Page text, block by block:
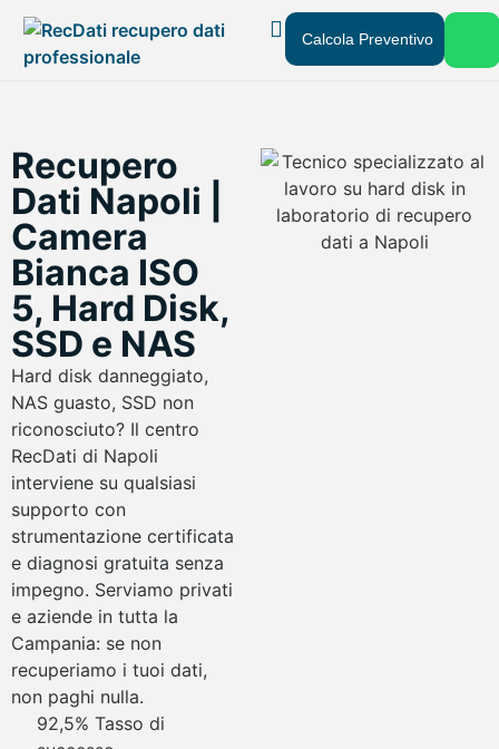
Calcola Preventivo
Recupero
Dati Napoli |
Camera
Bianca ISO
5, Hard Disk,
SSD e NAS
Hard disk danneggiato,
NAS guasto, SSD non
riconosciuto? Il centro
RecDati di Napoli
interviene su qualsiasi
supporto con
strumentazione certificata
e diagnosi gratuita senza
impegno. Serviamo privati
e aziende in tutta la
Campania: se non
recuperiamo i tuoi dati,
non paghi nulla.
92,5% Tasso di